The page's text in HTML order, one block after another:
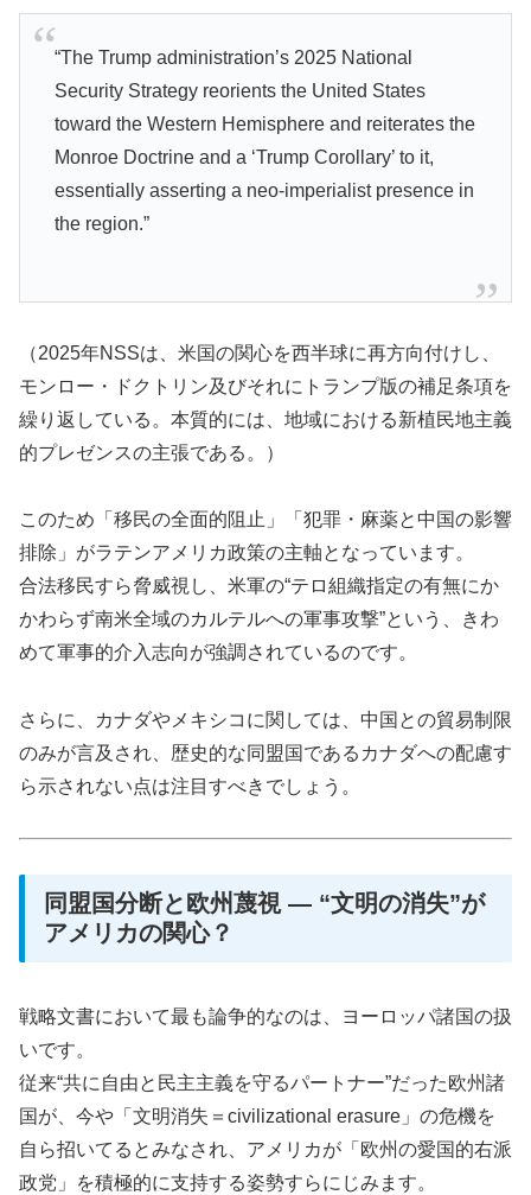
“The Trump administration’s 2025 National
Security Strategy reorients the United States
toward the Western Hemisphere and reiterates the
Monroe Doctrine and a ‘Trump Corollary’ to it,
essentially asserting a neo-imperialist presence in
the region.”
（2025年NSSは、米国の関心を西半球に再方向付けし、
モンロー・ドクトリン及びそれにトランプ版の補足条項を
繰り返している。本質的には、地域における新植民地主義
的プレゼンスの主張である。）
このため「移民の全面的阻止」「犯罪・麻薬と中国の影響
排除」がラテンアメリカ政策の主軸となっています。
合法移民すら脅威視し、米軍の“テロ組織指定の有無にか
かわらず南米全域のカルテルへの軍事攻撃”という、きわ
めて軍事的介入志向が強調されているのです。
さらに、カナダやメキシコに関しては、中国との貿易制限
のみが言及され、歴史的な同盟国であるカナダへの配慮す
ら示されない点は注目すべきでしょう。
同盟国分断と欧州蔑視 ― “文明の消失”が
アメリカの関心？
戦略文書において最も論争的なのは、ヨーロッパ諸国の扱
いです。
従来“共に自由と民主主義を守るパートナー”だった欧州諸
国が、今や「文明消失＝civilizational erasure」の危機を
自ら招いてるとみなされ、アメリカが「欧州の愛国的右派
政党」を積極的に支持する姿勢すらにじみます。